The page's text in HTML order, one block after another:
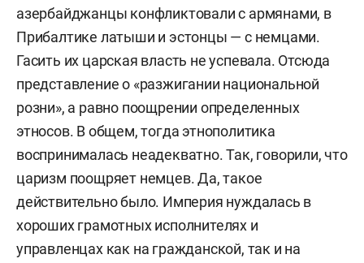
азербайджанцы конфликтовали с армянами, в
Прибалтике латыши и эстонцы — с немцами.
Гасить их царская власть не успевала. Отсюда
представление о «разжигании национальной
розни», а равно поощрении определенных
этносов. В общем, тогда этнополитика
воспринималась неадекватно. Так, говорили, что
царизм поощряет немцев. Да, такое
действительно было. Империя нуждалась в
хороших грамотных исполнителях и
управленцах как на гражданской, так и на